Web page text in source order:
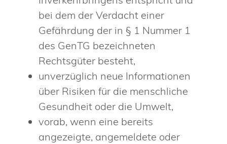
bei dem der Verdacht einer
Gefährdung der in § 1 Nummer 1
des GenTG bezeichneten
Rechtsgüter besteht,
unverzüglich neue Informationen
über Risiken für die menschliche
Gesundheit oder die Umwelt,
vorab, wenn eine bereits
angezeigte, angemeldete oder